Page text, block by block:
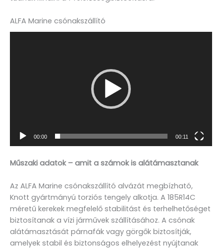
ALFA Marine csónakszállító
00:00 00:11
Műszaki adatok – amit a számok is alátámasztanak
Az ALFA Marine csónakszállító alvázát megbízható,
Knott gyártmányú torziós tengely alkotja. A 185R14C
méretű kerekek megfelelő stabilitást és terhelhetőséget
biztosítanak a vízi járművek szállításához. A csónak
alátámasztását párnafák vagy görgők biztosítják,
amelyek stabil és biztonságos elhelyezést nyújtanak